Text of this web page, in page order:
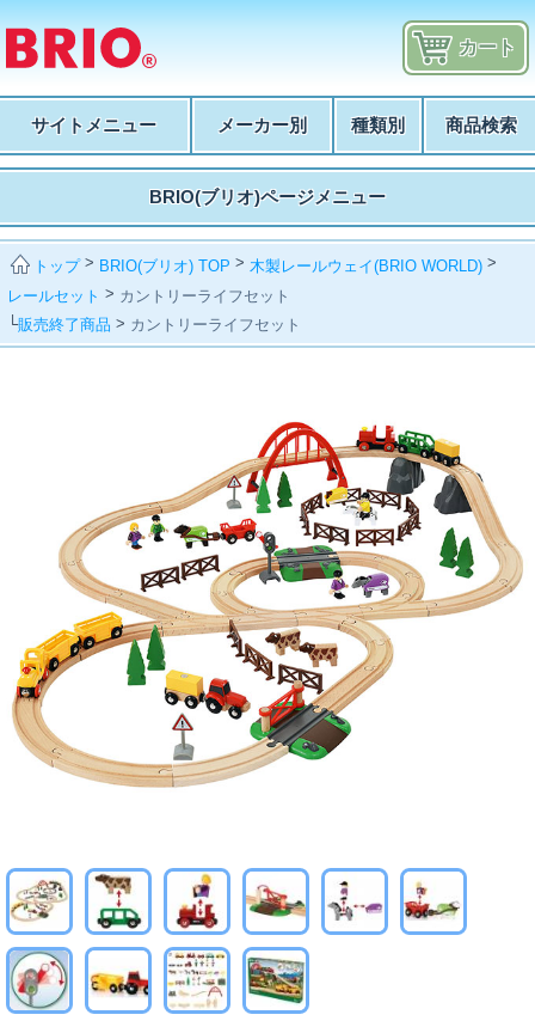
カート
サイトメニュー メーカー別 種類別 商品検索
BRIO(ブリオ)ページメニュー
トップ> BRIO(ブリオ) TOP > 木製レールウェイ(BRIO WORLD) >
レールセット > カントリーライフセット
└販売終了商品 > カントリーライフセット